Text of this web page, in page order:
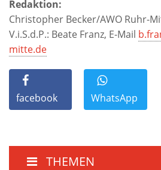
Redaktion:
Christopher Becker/AWO Ruhr-
V.i.S.d.P.: Beate Franz, E-Mail
mitte.de
facebook WhatsApp
THEMEN